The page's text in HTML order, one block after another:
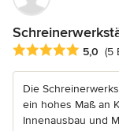
Durchschnittliche
5,0 (5
Die
ein hohes Maß an
Innenausbau und